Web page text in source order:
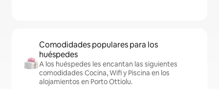
Comodidades populares para los
huéspedes
A los huéspedes les encantan las siguientes
comodidades Cocina, Wifi y Piscina en los
alojamientos en Porto Ottiolu.